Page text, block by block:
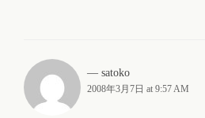
satoko
2008年3月7日 at 9:57 AM